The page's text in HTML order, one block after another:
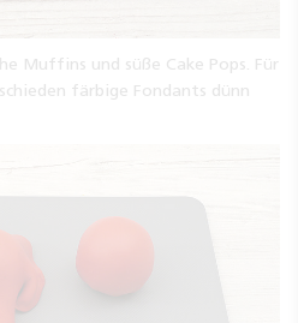
Muffins und süße Cake Pops. Für
färbige Fondants dünn